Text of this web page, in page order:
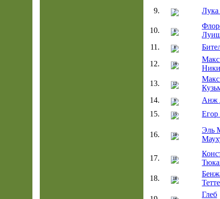
9.
7 Лука
10. 6
11.
8
12.
19
13.
12
14.
9
Анж
15.
15 Егор
16. 10
Эль
17. 11
18.
18
Глеб